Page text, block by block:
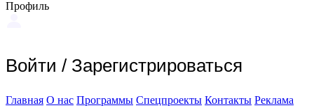
Профиль
Войти / Зарегистрироваться
Главная О нас Программы Спецпроекты Контакты Реклама